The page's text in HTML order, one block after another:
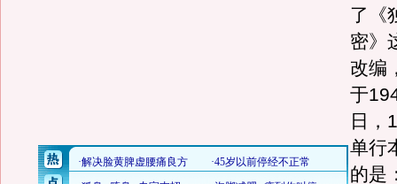
了《
密》
改编
于
日，
单行
的是